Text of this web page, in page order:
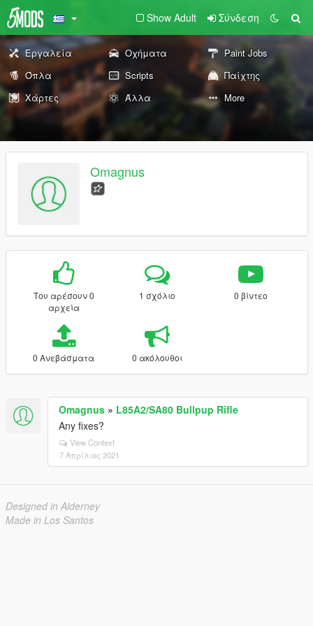
Show Adult Σύνδεση
Εργαλεία Οχήματα
Paint Jobs
Όπλα
Scripts
Παίχτης
Χάρτες
Άλλα More
Omagnus
Του αρέσουν 0
αρχεία
1 σχόλιο 0 βίντεο
0 Ανεβάσματα 0 ακόλουθοι
Omagnus » L85A2/SA80 Bullpup Rifle
Any fixes?
View Context
7 Απρίλιος 2021
Designed in Alderney
Made in Los Santos